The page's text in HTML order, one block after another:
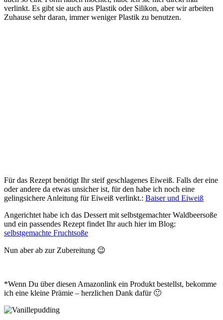
verlinkt. Es gibt sie auch aus Plastik oder Silikon, aber wir arbeiten
Zuhause sehr daran, immer weniger Plastik zu benutzen.
Für das Rezept benötigt Ihr steif geschlagenes Eiweiß. Falls der eine
oder andere da etwas unsicher ist, für den habe ich noch eine
gelingsichere Anleitung für Eiweiß verlinkt.: Baiser und Eiweiß
Angerichtet habe ich das Dessert mit selbstgemachter Waldbeersoße
und ein passendes Rezept findet Ihr auch hier im Blog:
selbstgemachte Fruchtsoße
Nun aber ab zur Zubereitung 😉
*Wenn Du über diesen Amazonlink ein Produkt bestellst, bekomme
ich eine kleine Prämie – herzlichen Dank dafür 🙂